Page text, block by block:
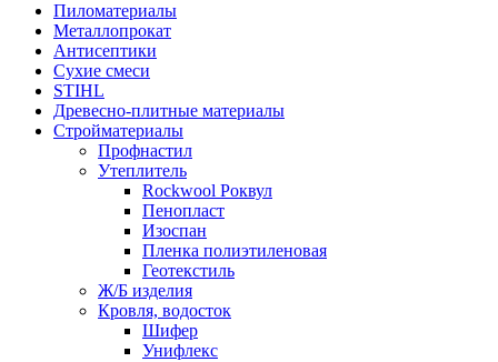
Пиломатериалы
Металлопрокат
Антисептики
Сухие смеси
STIHL
Древесно-плитные материалы
Стройматериалы
Профнастил
Утеплитель
Rockwool Роквул
Пенопласт
Изоспан
Пленка полиэтиленовая
Геотекстиль
Ж/Б изделия
Кровля, водосток
Шифер
Унифлекс